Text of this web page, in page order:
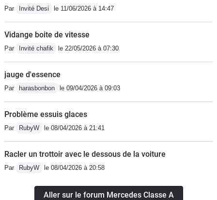
Par Invité Desi le 11/06/2026 à 14:47
Vidange boite de vitesse
Par Invité chafik le 22/05/2026 à 07:30
jauge d'essence
Par harasbonbon le 09/04/2026 à 09:03
Problème essuis glaces
Par RubyW le 08/04/2026 à 21:41
Racler un trottoir avec le dessous de la voiture
Par RubyW le 08/04/2026 à 20:58
Aller sur le forum Mercedes Classe A